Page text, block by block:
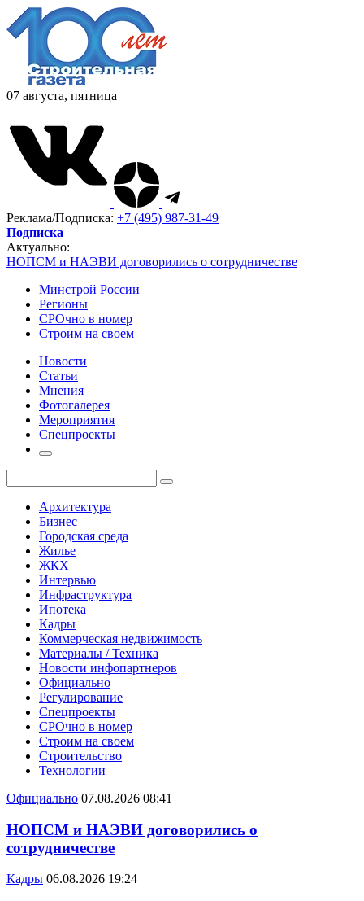
07 августа, пятница
Реклама/Подписка: +7 (495) 987-31-49
Подписка
Актуально:
НОПСМ и НАЭВИ договорились о сотрудничестве
Минстрой России
Регионы
СРОчно в номер
Строим на своем
Новости
Статьи
Мнения
Фотогалерея
Мероприятия
Спецпроекты
Архитектура
Бизнес
Городская среда
Жилье
ЖКХ
Интервью
Инфраструктура
Ипотека
Кадры
Коммерческая недвижимость
Материалы / Техника
Новости инфопартнеров
Официально
Регулирование
Спецпроекты
СРОчно в номер
Строим на своем
Строительство
Технологии
Официально 07.08.2026 08:41
НОПСМ и НАЭВИ договорились о
сотрудничестве
Кадры 06.08.2026 19:24